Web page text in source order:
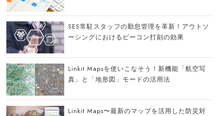
SES常駐スタッフの勤怠管理を革新！アウトソ
ーシングにおけるビーコン打刻の効果
Linkit Mapsを使いこなそう！新機能「航空写
真」と「地形図」モードの活用法
Linkit Maps〜最新のマップを活用した防災対